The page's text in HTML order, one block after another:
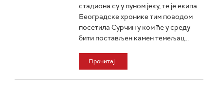
стадиона су у пуном јеку, те је екипа
Београдске хронике тим поводом
посетила Сурчин у ком ће у среду
бити постављен камен темељац...
Прочитај